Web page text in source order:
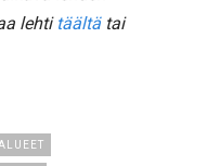
lehti täältätai